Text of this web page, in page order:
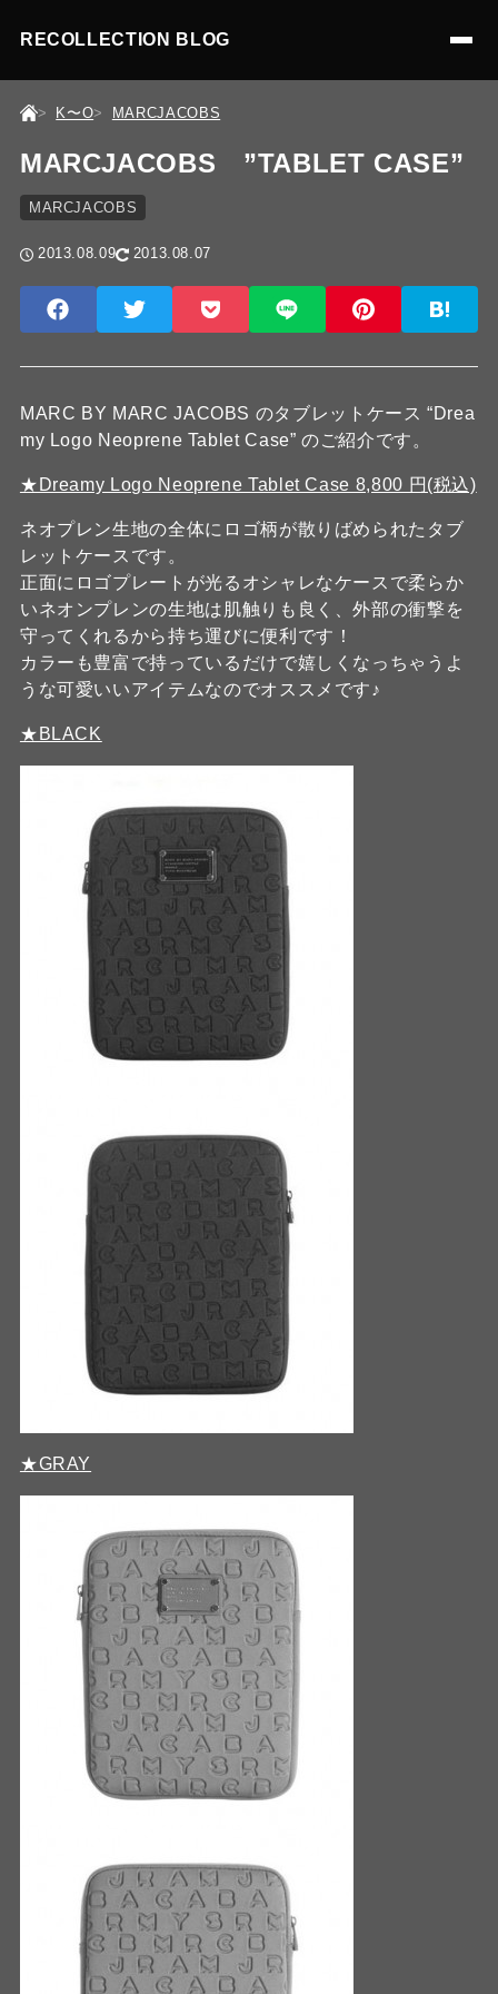
RECOLLECTION BLOG
K〜O MARCJACOBS
MARCJACOBS ”TABLET CASE”
MARCJACOBS
2013.08.09 2013.08.07
MARC BY MARC JACOBS のタブレットケース “Drea
my Logo Neoprene Tablet Case” のご紹介です。
★Dreamy Logo Neoprene Tablet Case 8,800 円(税込)
ネオプレン生地の全体にロゴ柄が散りばめられたタブ
レットケースです。
正面にロゴプレートが光るオシャレなケースで柔らか
いネオンプレンの生地は肌触りも良く、外部の衝撃を
守ってくれるから持ち運びに便利です！
カラーも豊富で持っているだけで嬉しくなっちゃうよ
うな可愛いいアイテムなのでオススメです♪
★BLACK
★GRAY